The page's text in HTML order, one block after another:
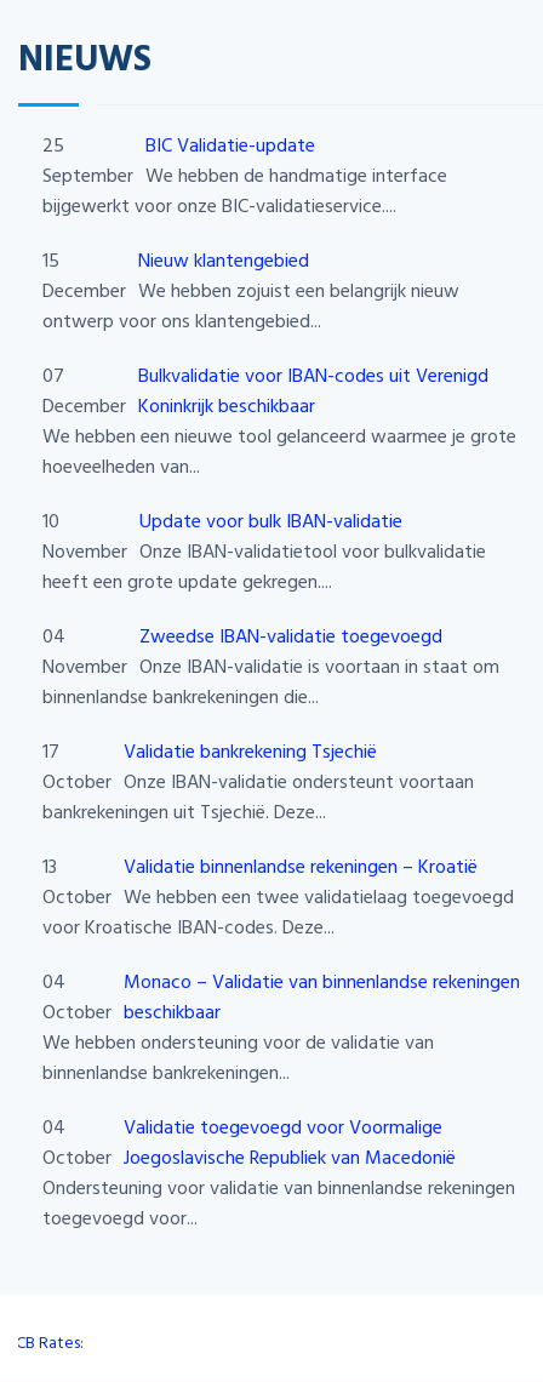
NIEUWS
25
September
BIC Validatie-update
We hebben de handmatige interface
bijgewerkt voor onze BIC-validatieservice....
15
December
Nieuw klantengebied
We hebben zojuist een belangrijk nieuw
ontwerp voor ons klantengebied...
07
December
Bulkvalidatie voor IBAN-codes uit Verenigd
Koninkrijk beschikbaar
We hebben een nieuwe tool gelanceerd waarmee je grote
hoeveelheden van...
10
November
Update voor bulk IBAN-validatie
Onze IBAN-validatietool voor bulkvalidatie
heeft een grote update gekregen....
04
November
Zweedse IBAN-validatie toegevoegd
Onze IBAN-validatie is voortaan in staat om
binnenlandse bankrekeningen die...
17
October
Validatie bankrekening Tsjechië
Onze IBAN-validatie ondersteunt voortaan
bankrekeningen uit Tsjechië. Deze...
13
October
Validatie binnenlandse rekeningen – Kroatië
We hebben een twee validatielaag toegevoegd
voor Kroatische IBAN-codes. Deze...
04
October
Monaco – Validatie van binnenlandse rekeningen
beschikbaar
We hebben ondersteuning voor de validatie van
binnenlandse bankrekeningen...
04
October
Validatie toegevoegd voor Voormalige
Joegoslavische Republiek van Macedonië
Ondersteuning voor validatie van binnenlandse rekeningen
toegevoegd voor...
Rates: